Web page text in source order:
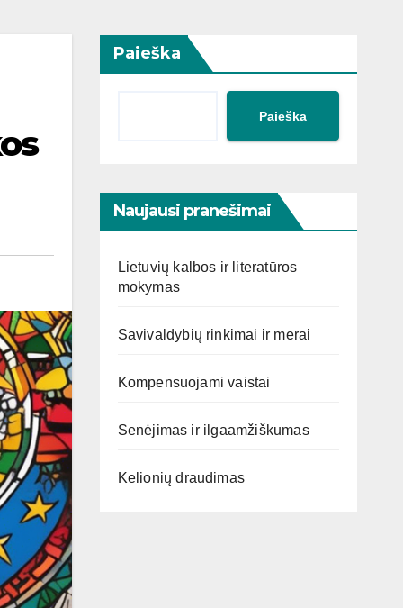
Paieška
Paieška
Naujausi pranešimai
Lietuvių kalbos ir literatūros
mokymas
Savivaldybių rinkimai ir merai
Kompensuojami vaistai
Senėjimas ir ilgaamžiškumas
Kelionių draudimas